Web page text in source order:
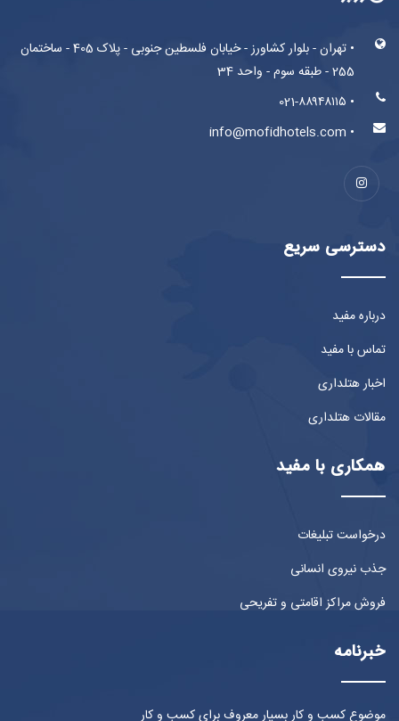
• تهران - بلوار کشاورز - خیابان فلسطین جنوبی - پلاک 405 - ساختمان
255 - طبقه سوم - واحد 34
• 021-۸۸۹۴۸۱۱۵
• info@mofidhotels.com
دسترسی سریع
درباره مفید
تماس با مفید
اخبار هتلداری
مقالات هتلداری
همکاری با مفید
درخواست تبلیغات
جذب نیروی انسانی
فروش مراکز اقامتی و تفریحی
خبرنامه
موضوع کسب و کار بسیار معروف برای کسب و کار